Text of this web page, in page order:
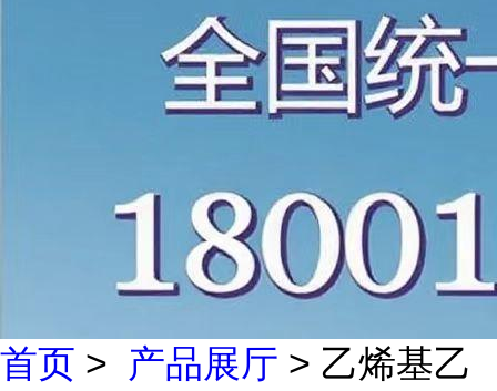
首页 > 产品展厅 > 乙烯基乙